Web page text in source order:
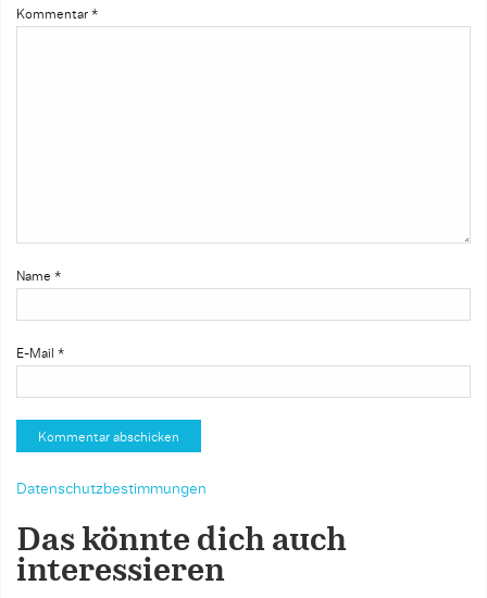
Kommentar *
Name *
E-Mail *
Datenschutzbestimmungen
Das könnte dich auch
interessieren